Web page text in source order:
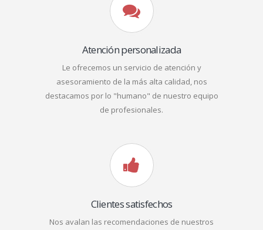
Atención personalizada
Le ofrecemos un servicio de atención y
asesoramiento de la más alta calidad, nos
destacamos por lo "humano" de nuestro equipo
de profesionales.
Clientes satisfechos
Nos avalan las recomendaciones de nuestros